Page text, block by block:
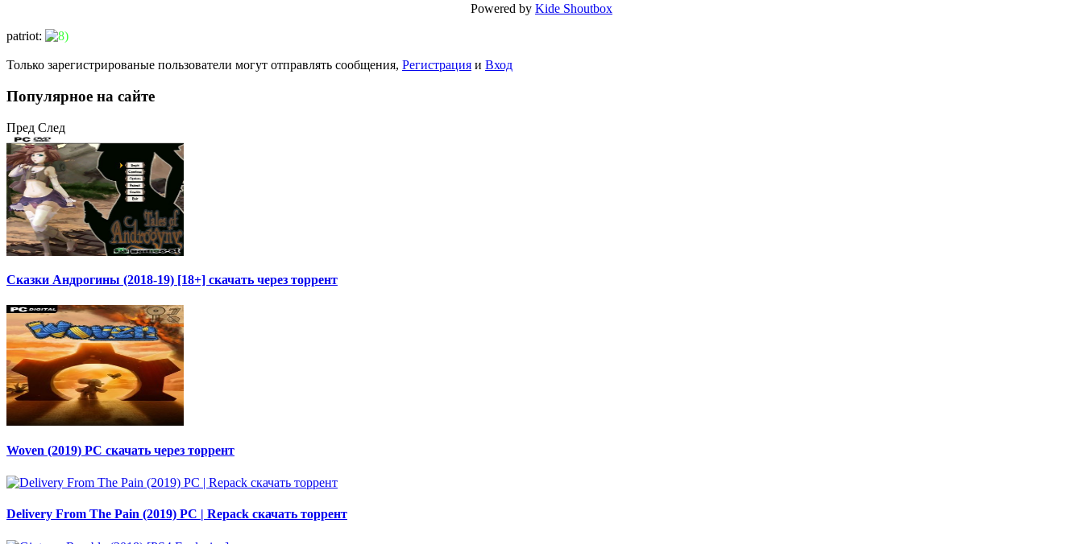
Powered by Kide Shoutbox
patriot:
Только зарегистрированые пользователи могут отправлять сообщения, Регистрация и Вход
Популярное на сайте
Пред След
Сказки Андрогины (2018-19) [18+] скачать через торрент
Woven (2019) PC скачать через торрент
Delivery From The Pain (2019) PC | Repack скачать торрент